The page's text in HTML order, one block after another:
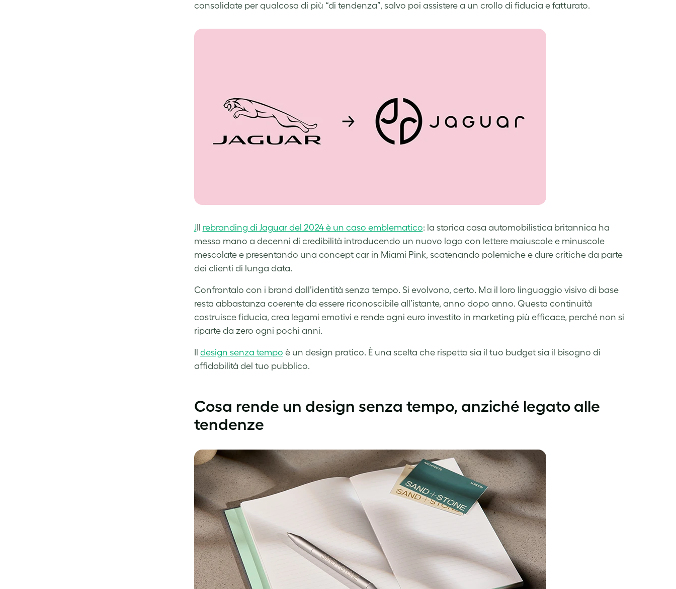
consolidate per qualcosa di più “di tendenza”, salvo poi assistere a un crollo di fiducia e fatturato.
JIl rebranding di Jaguar del 2024 è un caso emblematico: la storica casa automobilistica britannica ha
messo mano a decenni di credibilità introducendo un nuovo logo con lettere maiuscole e minuscole
mescolate e presentando una concept car in Miami Pink, scatenando polemiche e dure critiche da parte
dei clienti di lunga data.
Confrontalo con i brand dall’identità senza tempo. Si evolvono, certo. Ma il loro linguaggio visivo di base
resta abbastanza coerente da essere riconoscibile all’istante, anno dopo anno. Questa continuità
costruisce fiducia, crea legami emotivi e rende ogni euro investito in marketing più efficace, perché non si
riparte da zero ogni pochi anni.
design senza tempo è un design pratico. È una scelta che rispetta sia il tuo budget sia il bisogno di
affidabilità del tuo pubblico.
Cosa rende un design senza tempo, anziché legato alle
tendenze